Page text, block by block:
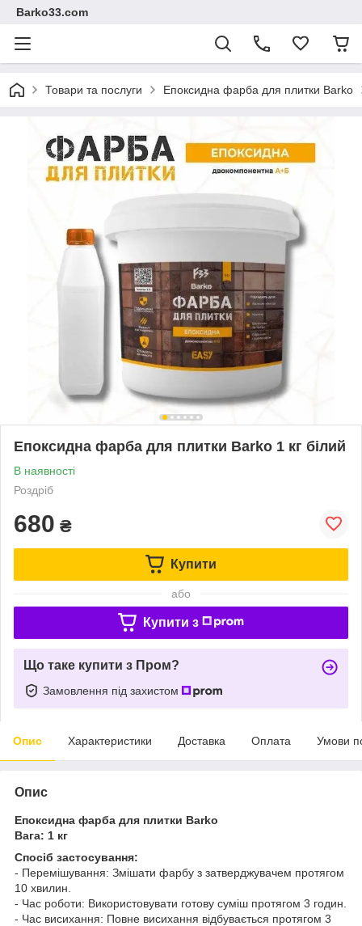
Barko33.com
Товари та послуги Епоксидна фарба для плитки Barko
Епоксидна фарба для плитки Barko 1 кг білий
В наявності
Роздріб
680 ₴
Купити
або
Купити з
Що таке купити з Пром?
Замовлення під захистом
Опис Характеристики Доставка Оплата Умови
Опис
Епоксидна фарба для плитки Barko
Вага: 1 кг
Спосіб застосування:
- Перемішування: Змішати фарбу з затверджувачем протягом
10 хвилин.
- Час роботи: Використовувати готову суміш протягом 3 годин.
- Час висихання: Повне висихання відбувається протягом 3